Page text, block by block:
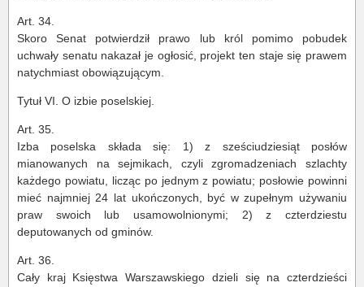
Art. 34.
Skoro Senat potwierdził prawo lub król pomimo pobudek
uchwały senatu nakazał je ogłosić, projekt ten staje się prawem
natychmiast obowiązującym.
Tytuł VI. O izbie poselskiej.
Art. 35.
Izba poselska składa się: 1) z sześciudziesiąt posłów
mianowanych na sejmikach, czyli zgromadzeniach szlachty
każdego powiatu, licząc po jednym z powiatu; posłowie powinni
mieć najmniej 24 lat ukończonych, być w zupełnym używaniu
praw swoich lub usamowolnionymi; 2) z czterdziestu
deputowanych od gminów.
Art. 36.
Cały kraj Księstwa Warszawskiego dzieli się na czterdzieści